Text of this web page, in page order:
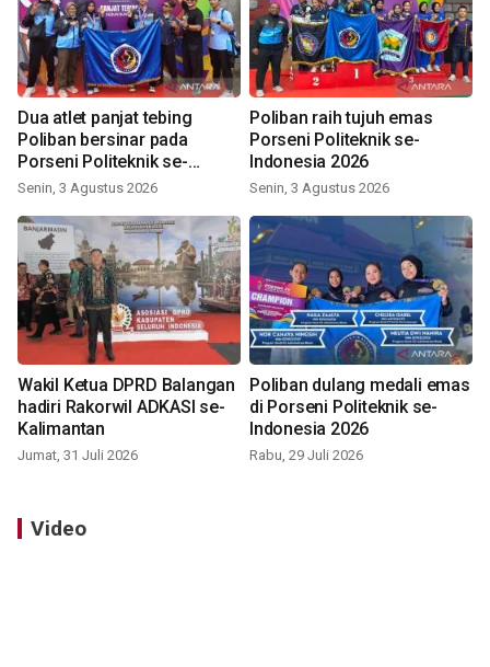
Dua atlet panjat tebing
Poliban bersinar pada
Porseni Politeknik se-
Indonesia 2026
Senin, 3 Agustus 2026
Poliban raih tujuh emas
Porseni Politeknik se-
Indonesia 2026
Senin, 3 Agustus 2026
Wakil Ketua DPRD Balangan
hadiri Rakorwil ADKASI se-
Kalimantan
Jumat, 31 Juli 2026
Poliban dulang medali emas
di Porseni Politeknik se-
Indonesia 2026
Rabu, 29 Juli 2026
Video